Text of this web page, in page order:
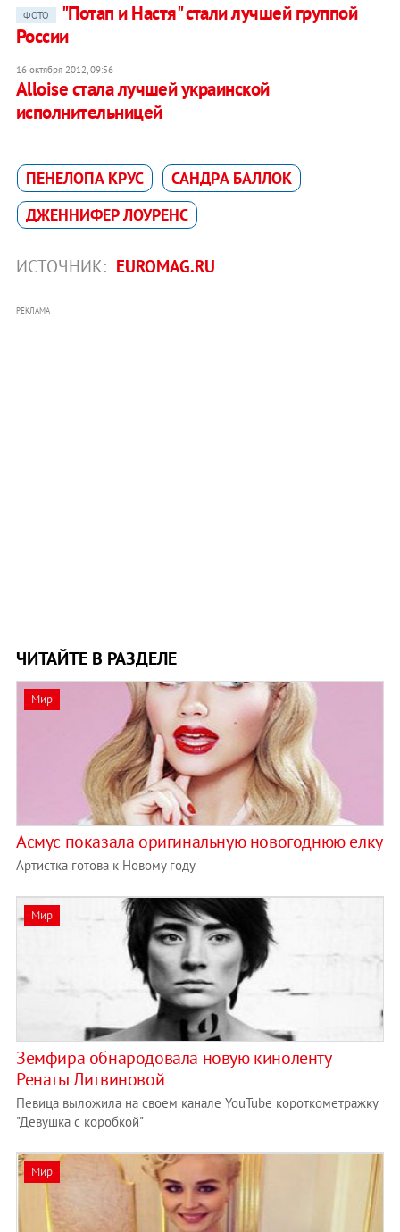
ФОТО
"Потап и Настя" стали лучшей группой
России
16 октября 2012, 09:56
Alloise стала лучшей украинской
исполнительницей
ПЕНЕЛОПА КРУС
САНДРA БАЛЛОК
ДЖЕННИФЕР ЛОУРЕНС
ИСТОЧНИК: EUROMAG.RU
РЕКЛАМА
ЧИТАЙТЕ В РАЗДЕЛЕ
Мир
Асмус показала оригинальную новогоднюю елку
Артистка готова к Новому году
Мир
Земфира обнародовала новую киноленту
Ренаты Литвиновой
Певица выложила на своем канале YouTube короткометражку
"Девушка с коробкой"
Мир